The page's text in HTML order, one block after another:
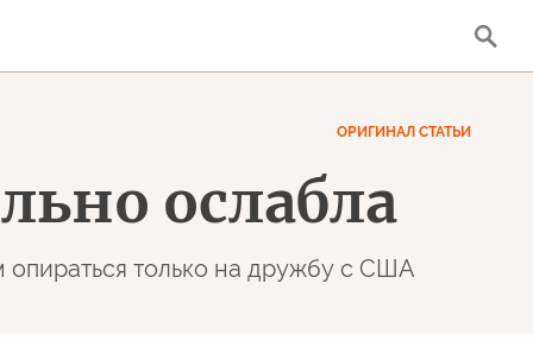
ОРИГИНАЛ СТАТЬИ
ослабла
только на дружбу с США